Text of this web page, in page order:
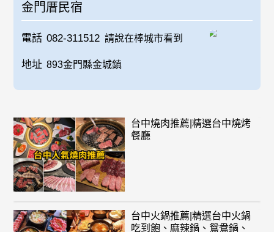
金門厝民宿
電話 082-311512 請說在棒城市看到
地址 893金門縣金城鎮
台中燒肉推薦|精選台中燒烤
餐廳
台中火鍋推薦|精選台中火鍋
吃到飽、麻辣鍋、鴛鴦鍋、